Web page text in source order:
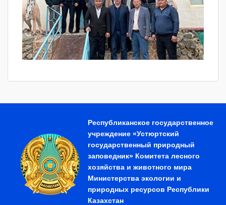
Республиканское государственное
учреждение «Устюртский
государственный природный
заповедник» Комитета лесного
хозяйства и животного мира
Министерства экологии и
природных ресурсов Республики
Казахстан